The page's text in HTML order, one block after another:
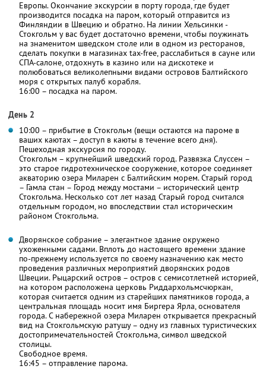
Европы. Окончание экскурсии в порту города, где будет
производится посадка на паром, который отправится из
Финляндии в Швецию и обратно. На линии Хельсинки -
Стокгольм у вас будет достаточно времени, чтобы поужинать
на знаменитом шведском столе или в одном из ресторанов,
сделать покупки в магазинах tax-free, расслабиться в сауне или
СПА-салоне, отдохнуть в казино или на дискотеке и
полюбоваться великолепными видами островов Балтийского
моря с открытых палуб корабля.
16:00 – посадка на паром.
День 2
10:00 – прибытие в Стокгольм (вещи остаются на пароме в
ваших каютах – доступ в каюты в течение всего дня).
Пешеходная экскурсия по городу.
Стокгольм – крупнейший шведский город. Развязка Слуссен –
это старое гидротехническое сооружение, которое соединяет
акваторию озера Миларен с Балтийским морем. Старый город
– Гамла стан – Город между мостами – исторический центр
Стокгольма. Несколько сот лет назад Старый город считался
отдельным городом, но впоследствии стал историческим
районом Стокгольма.
Дворянское собрание – элегантное здание окружено
ухоженными садами. Вплоть до настоящего времени здание
по-прежнему используется по своему назначению как место
проведения различных мероприятий дворянских родов
Швеции. Рыцарский остров – остров с семисотлетней историей,
на котором расположена церковь Риддархольмсчюркан,
которая считается одним из старейших памятников города, а
центральная площадь носит имя Биргера Ярла, основателя
города. С набережной озера Миларен открывается прекрасный
вид на Стокгольмскую ратушу – одну из главных туристических
достопримечательностей Стокгольма, символ шведской
столицы.
Свободное время.
16:45 – отправление парома.